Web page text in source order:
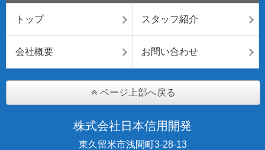
トップ スタッフ紹介
会社概要 お問い合わせ
ページ上部へ戻る
株式会社日本信用開発
東久留米市浅間町3-28-13